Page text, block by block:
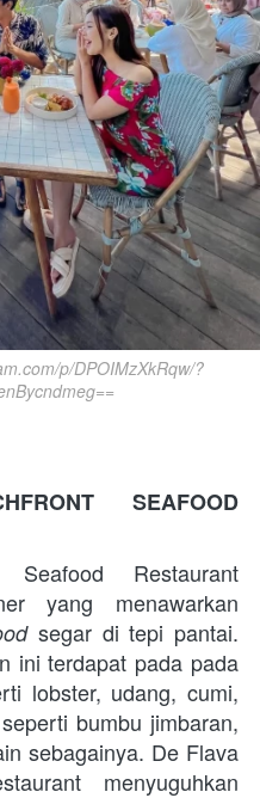
p/DPOIMzXkRqw/?
SEAFOOD
Restaurant
yang menawarkan
segar di tepi pantai.
ini terdapat pada pada
lobster, udang, cumi,
bumbu jimbaran,
sebagainya. De Flava
menyuguhkan